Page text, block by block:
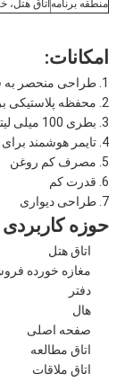
منطقه برنامه اتاق هتل،
امکانات:
1. طراحی منحصر به فرد با ثبت اختراع
2. محفظه پلاستیکی برای سبکتر کردن آن
3. بطری 100 میلی لیتری
4. تایمر هوشمند برای برنامه ریزی دوره کار و شدت
5. مصرف کم روغن
6. قدرت کم
7. طراحی دیواری
حوزه کاربردی
اتاق هتل
مغازه خورده
دفتر
هال
صفحه اصلی
اتاق مطالعه
اتاق ملاقات